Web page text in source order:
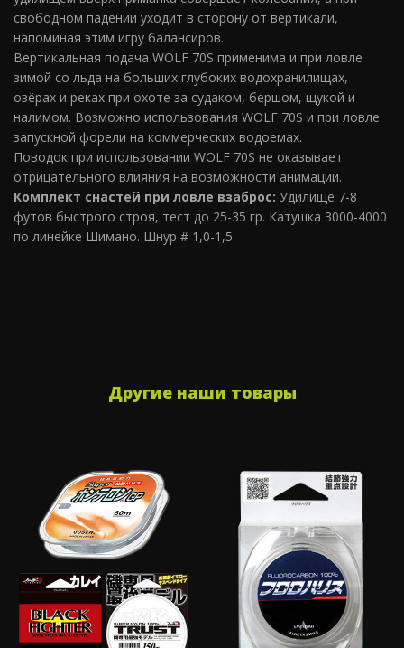
свободном падении уходит в сторону от вертикали,
напоминая этим игру балансиров.
Вертикальная подача WOLF 70S применима и при ловле
зимой со льда на больших глубоких водохранилищах,
озёрах и реках при охоте за судаком, бершом, щукой и
налимом. Возможно использования WOLF 70S и при ловле
запускной форели на коммерческих водоемах.
Поводок при использовании WOLF 70S не оказывает
отрицательного влияния на возможности анимации.
Комплект снастей при ловле взаброс: Удилище 7-8
футов быстрого строя, тест до 25-35 гр. Катушка 3000-4000
по линейке Шимано. Шнур # 1,0-1,5.
Другие наши товары